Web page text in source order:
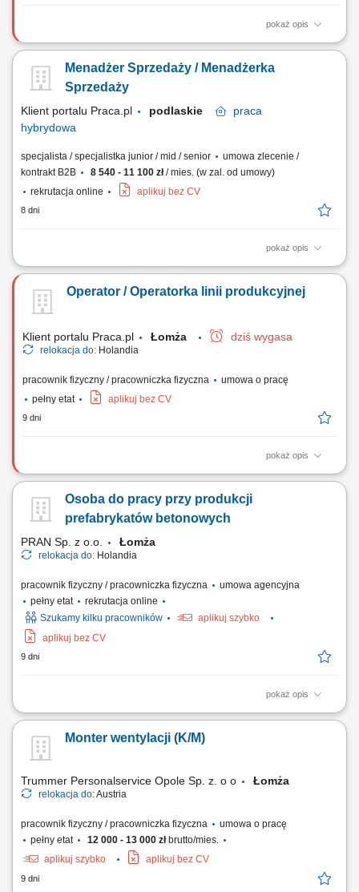
pokaż opis
Aktywne pozyskiwanie klientów i sprzedaż produktów
Przygotowywanie ofert i prowadzenie spotkań sprzedażowych. Analiza
potrzeb klienta i rekomendowanie dopasowanych rozwiązań.
Menadżer Sprzedaży / Menadżerka
Sprzedaży
Klient portalu Praca.pl podlaskie
praca
hybrydowa
specjalista / specjalistka junior / mid / senior
umowa zlecenie /
kontrakt B2B
8 540 - 11 100 zł/ mies. (w zal. od umowy)
rekrutacja online
aplikuj bez CV
8 dni
pokaż opis
Prezentowanie oferty edukacyjnej podczas spotkań w placówkach
osobami zainteresowanymi nauką w firmie. Rekrutacja, szkolenie,
koordynacja i analiza pracy przypisanego zespołu Konsultantów i
Operator / Operatorka linii produkcyjnej
Klient portalu Praca.pl Łomża dziś wygasa
relokacja do: Holandia
pracownik fizyczny / pracowniczka fizyczna
umowa o pracę
pełny etat
aplikuj bez CV
9 dni
pokaż opis
Wykonywanie prac produkcyjnych, w tym pakowanie i sortowanie, np.
magazynowe, w tym przygotowanie produktów do wysyłki. Pielęgnacja
upraw w szklarniach i prace polowe.
Osoba do pracy przy produkcji
prefabrykatów betonowych
PRAN Sp. z o.o. Łomża
relokacja do: Holandia
pracownik fizyczny / pracowniczka fizyczna
umowa agencyjna
pełny etat
rekrutacja online
Szukamy kilku pracowników
aplikuj szybko
aplikuj bez CV
9 dni
pokaż opis
To będziesz robić: obróbka i czyszczenie drewnianych form; montaż
zalewanie form betonem; demontaż gotowych elementów; utrzymanie
porządku na stanowisku pracy;
Monter wentylacji (K/M)
Trummer Personalservice Opole Sp. z. o o Łomża
relokacja do:Austria
pracownik fizyczny / pracowniczka fizyczna
umowa o pracę
pełny etat
12 000 - 13 000 złbrutto/mies.
aplikuj szybko
aplikuj bez CV
9 dni